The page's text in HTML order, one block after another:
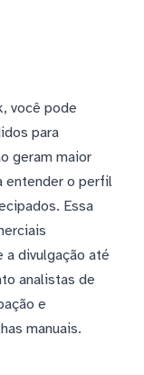
você pode
para
geram maior
entender o perfil
Essa
a divulgação até
analistas de
e
manuais.